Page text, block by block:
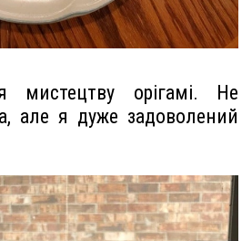
мистецтву орігамі. Не
але я дуже задоволений